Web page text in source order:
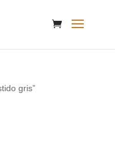
gris”